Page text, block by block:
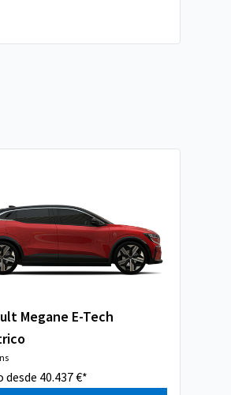
Megane E-Tech
desde 40.437 €*